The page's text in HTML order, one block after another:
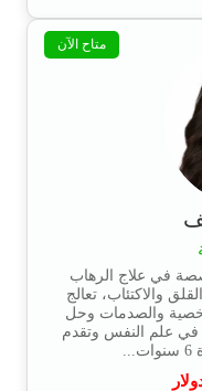
متاح الآن
في علاج الرهاب
والاكتئاب، تعالج
والصدمات وحل
في علم النفس وتقدم